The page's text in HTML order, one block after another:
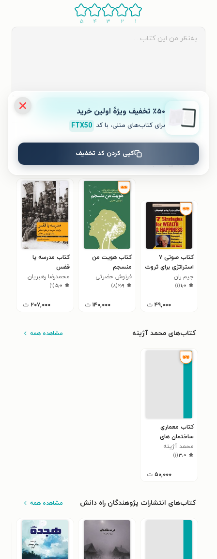
۱ ۲ ۳ ۴ ۵
ثبت نظر
کتاب‌های مشابه
کتاب صوتی ۷
استراتژی برای ثروت
و خوشبختی
(خلاصه کتاب)
جیم ران
۱٫۰(۱)
۴۹,۰۰۰ ت
کتاب هویت من
منسجم
فرنوش حضرتی
۲٫۹(۸)
۱۴۰,۰۰۰ ت
کتاب مدرسه یا
قفس
محمدرضا رهبریان
۵٫۰(۱)
۲۰۷,۰۰۰ ت
کتاب‌های محمد آژینه مشاهده همه
کتاب معماری
ساختمان های
فرهنگی
محمد آژینه
۳٫۰(۱)
۵۰,۰۰۰ ت
کتاب‌های انتشارات پژوهندگان راه دانش مشاهده همه
٪۵۰ تخفیف ویژۀ اولین خرید
برای کتاب‌های متنی، با کد FTX50
کپی کردن کد تخفیف